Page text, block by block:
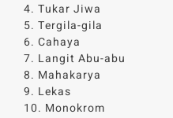
4. Tukar Jiwa
5. Tergila-gila
6. Cahaya
7. Langit Abu-abu
8. Mahakarya
9. Lekas
10. Monokrom